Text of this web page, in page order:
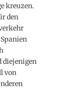
kreuzen.
den
diejenigen
von